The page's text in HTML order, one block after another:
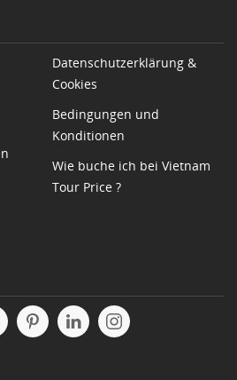
Datenschutzerklärung &
Cookies
Bedingungen und
Konditionen
Wie buche ich bei Vietnam
Tour Price ?